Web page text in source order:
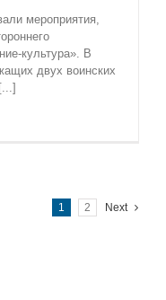
мероприятия,
культура». В
двух воинских
1 2 Next